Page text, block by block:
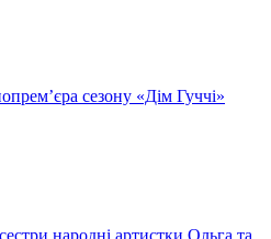
сезону «Дім Гуччі»
народні артистки Ольга та